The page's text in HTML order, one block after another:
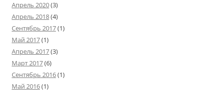
Апрель 2020(3)
Апрель 2018(4)
Сентябрь 2017(1)
Май 2017(1)
Апрель 2017(3)
Март 2017(6)
Сентябрь 2016(1)
Май 2016(1)